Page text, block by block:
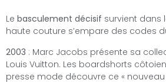
Le basculement décisif survient dans
haute couture s’empare des codes
2003 : Marc Jacobs présente sa
Louis Vuitton. Les boardshorts
presse mode découvre ce «